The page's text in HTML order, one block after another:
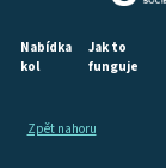
Nabídka
kol
Jak to
funguje
Zpět nahoru